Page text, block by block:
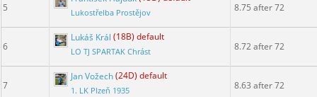
5 Lukostřelba Prostějov 8.75 after 72
6
Lukáš Král (18B) default
LO TJ SPARTAK Chrást 8.72 after 72
7
Jan Vožech(24D) default
1. LK Plzeň 1935 8.63 after 72